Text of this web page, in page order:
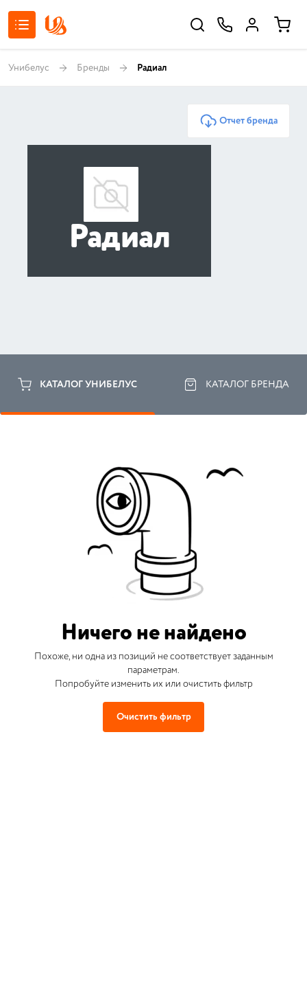
Унибелус Бренды Радиал
Отчет бренда
Радиал
КАТАЛОГ УНИБЕЛУС КАТАЛОГ БРЕНДА
Ничего не найдено
Похоже, ни одна из позиций не соответствует заданным
параметрам.
Попробуйте изменить их или очистить фильтр
Очистить фильтр